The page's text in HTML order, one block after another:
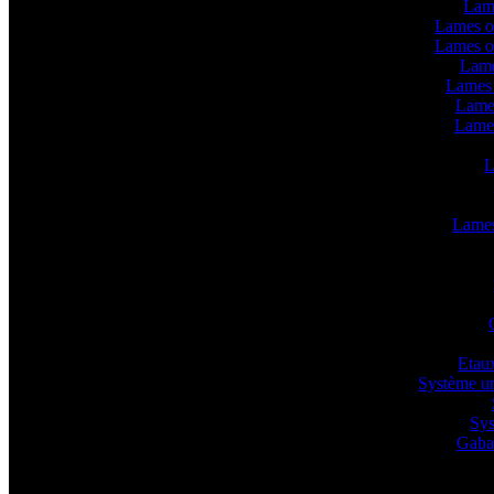
Lames
Lames
Système